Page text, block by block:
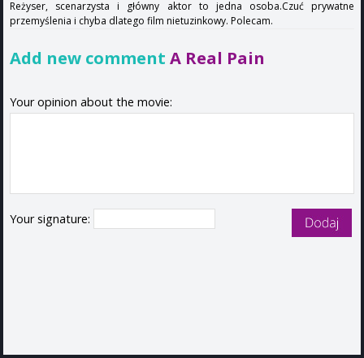
Reżyser, scenarzysta i główny aktor to jedna osoba.Czuć prywatne
przemyślenia i chyba dlatego film nietuzinkowy. Polecam.
Add new comment A Real Pain
Your opinion about the movie:
Your signature: